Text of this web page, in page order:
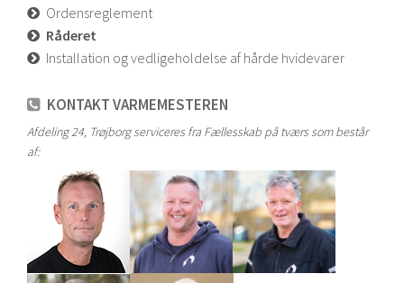
Ordensreglement
Råderet
Installation og vedligeholdelse af hårde hvidevarer
KONTAKT VARMEMESTEREN
Afdeling 24, Trøjborg serviceres fra Fællesskab på tværs som består
af: